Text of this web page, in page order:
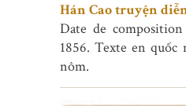
Hán Cao truyện
Date de
1856. Texte en quốc
nôm.